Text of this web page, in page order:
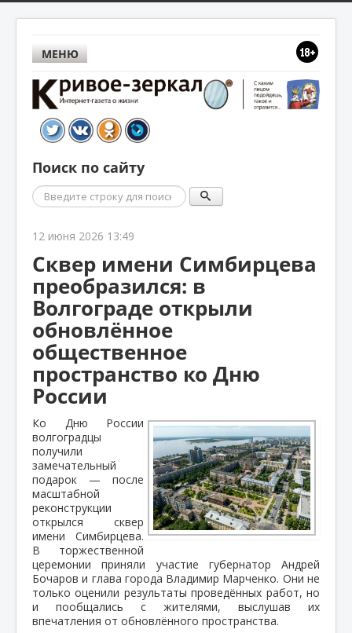
МЕНЮ
Поиск по сайту
Поиск
12 июня 2026 13:49
Сквер имени Симбирцева
преобразился: в
Волгограде открыли
обновлённое
общественное
пространство ко Дню
России
Ко Дню России
волгоградцы
получили
замечательный
подарок — после
масштабной
реконструкции
открылся сквер
имени Симбирцева.
В торжественной
церемонии приняли участие губернатор Андрей
Бочаров и глава города Владимир Марченко. Они не
только оценили результаты проведённых работ, но
и пообщались с жителями, выслушав их
впечатления от обновлённого пространства.